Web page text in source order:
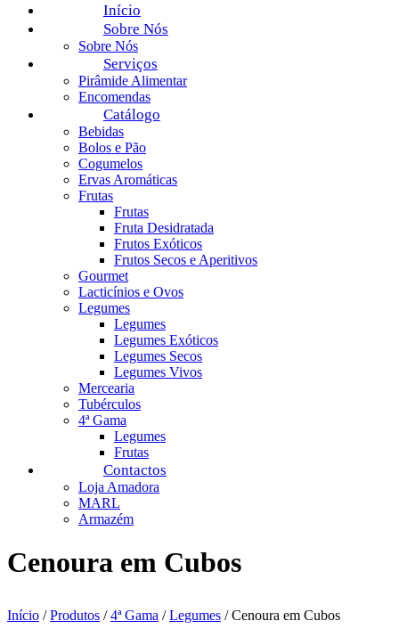
Início
Sobre Nós
Sobre Nós
Serviços
Pirâmide Alimentar
Encomendas
Catálogo
Bebidas
Bolos e Pão
Cogumelos
Ervas Aromáticas
Frutas
Frutas
Fruta Desidratada
Frutos Exóticos
Frutos Secos e Aperitivos
Gourmet
Lacticínios e Ovos
Legumes
Legumes
Legumes Exóticos
Legumes Secos
Legumes Vivos
Mercearia
Tubérculos
4ª Gama
Legumes
Frutas
Contactos
Loja Amadora
MARL
Armazém
Cenoura em Cubos
Início /Produtos /4ª Gama /Legumes / Cenoura em Cubos